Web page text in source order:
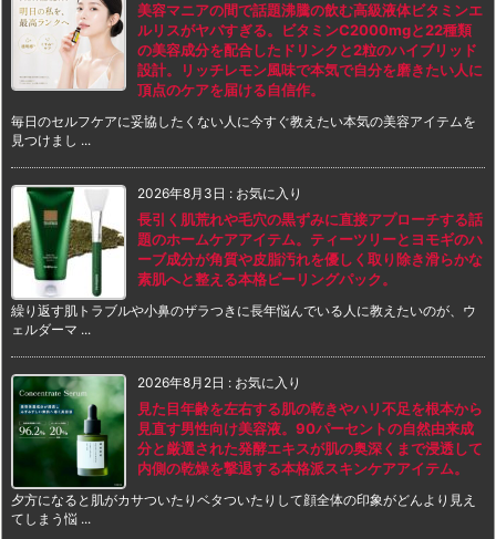
美容マニアの間で話題沸騰の飲む高級液体ビタミンエ
ルリスがヤバすぎる。ビタミンC2000mgと22種類
の美容成分を配合したドリンクと2粒のハイブリッド
設計。リッチレモン風味で本気で自分を磨きたい人に
頂点のケアを届ける自信作。
毎日のセルフケアに妥協したくない人に今すぐ教えたい本気の美容アイテムを
見つけまし ...
2026年8月3日 : お気に入り
長引く肌荒れや毛穴の黒ずみに直接アプローチする話
題のホームケアアイテム。ティーツリーとヨモギのハ
ーブ成分が角質や皮脂汚れを優しく取り除き滑らかな
素肌へと整える本格ピーリングパック。
繰り返す肌トラブルや小鼻のザラつきに長年悩んでいる人に教えたいのが、ウ
ェルダーマ ...
2026年8月2日 : お気に入り
見た目年齢を左右する肌の乾きやハリ不足を根本から
見直す男性向け美容液。90パーセントの自然由来成
分と厳選された発酵エキスが肌の奥深くまで浸透して
内側の乾燥を撃退する本格派スキンケアアイテム。
夕方になると肌がカサついたりベタついたりして顔全体の印象がどんより見え
てしまう悩 ...